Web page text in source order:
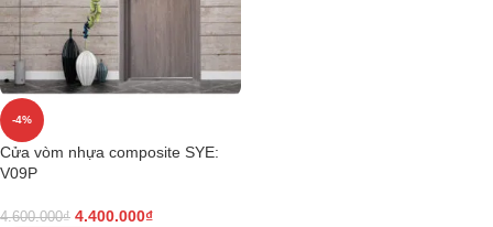
-4%
Cửa vòm nhựa composite SYE:
V09P
4.600.000₫ 4.400.000₫